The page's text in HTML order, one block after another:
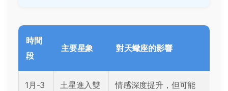
時間
段
主要星象 對天蠍座的影響
1月-3
土星進入雙
情感深度提升，但可能